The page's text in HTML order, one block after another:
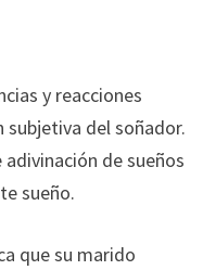
y reacciones
del soñador.
de sueños
sueño.
que su marido